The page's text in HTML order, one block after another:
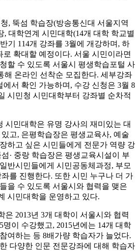
, 뚝섬 학습장(방송통신대 서울지역
, 대학연계 시민대학(14개 대학 학교별
기 114개 강좌를 3월에 개강하며, 하
로 확대할 예정이다. 서울 시민이라면
할 수 있도록 서울시 평생학습포털 사
해 온라인 선착순 모집한다. 세부강좌
서 확인 가능하며, 수강 신청은 3월 8
시민청 시민대학부터 강좌별 순차적
시민대학은 유명 강사의 재미있는 대
고, 은평학습장은 평생교육사, 예술
하고 싶은 시민들에게 전문가 역량 강
· 중랑 학습장은 평생교육시설이 부
반시민들에게 시민공동체과정, 부모
를 진행한다. 또한 시민 누구나 더 가
을 수 있도록 서울시와 협력을 맺은
시민대학을 운영하고 있다.
은 2013년 3개 대학이 서울시와 협력
명이 수강했고, 2015년에는 14개 대학
여하는 등 8배가량 학습자가 늘었다.
다양한 인문 전문강좌에 대해 학습자